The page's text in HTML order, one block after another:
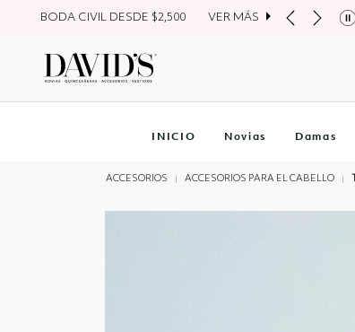
BODA CIVIL DESDE $2,500 VER MÁS
INICIO Novias Damas
ACCESORIOS ACCESORIOS PARA EL CABELLO